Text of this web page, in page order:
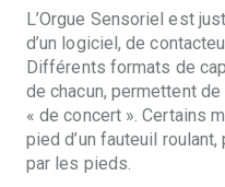
L’Orgue Sensoriel est
d’un logiciel, de
Différents formats de
de chacun, permettent
« de concert ». Certains
pied d’un fauteuil
par les pieds.